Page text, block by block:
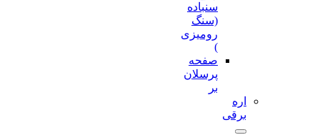
سنباده
رومیزی
صفحه
پرسلان